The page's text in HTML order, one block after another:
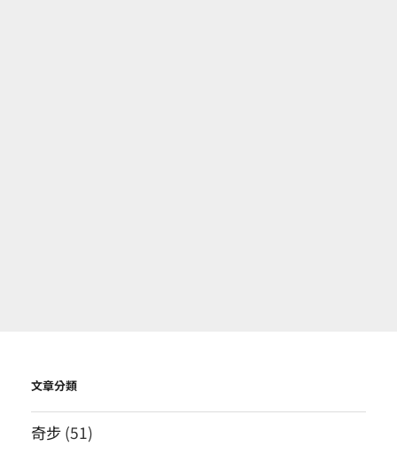
文章分類
奇步(51)